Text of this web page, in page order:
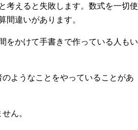
考えると失敗します。数式を一切使
間違いがあります。
をかけて手書きで作っている人もい
ようなことをやっていることがあ
ん。